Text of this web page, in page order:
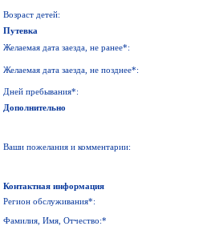
Возраст детей:
Путевка
Желаемая дата заезда, не ранее*:
Желаемая дата заезда, не позднее*:
Дней пребывания*:
Дополнительно
Ваши пожелания и комментарии:
Контактная информация
Регион обслуживания*:
Фамилия, Имя, Отчество:*